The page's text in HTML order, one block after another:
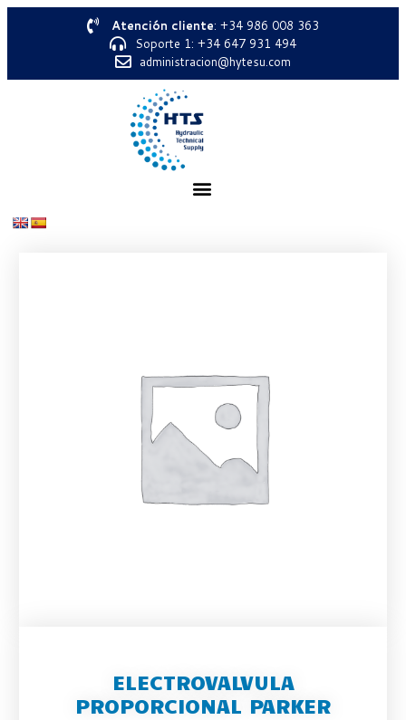
Atención cliente: +34 986 008 363
Soporte 1: +34 647 931 494
administracion@hytesu.com
ELECTROVALVULA
PROPORCIONAL PARKER